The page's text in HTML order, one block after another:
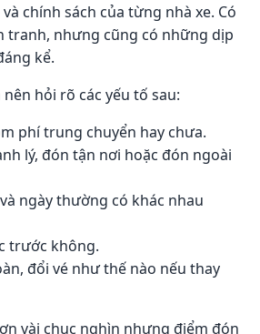
chính sách của từng nhà xe. Có
tranh, nhưng cũng có những dịp
kể.
nên hỏi rõ các yếu tố sau:
phí trung chuyển hay chưa.
lý, đón tận nơi hoặc đón ngoài
ngày thường có khác nhau
trước không.
đổi vé như thế nào nếu thay
vài chục nghìn nhưng điểm đón